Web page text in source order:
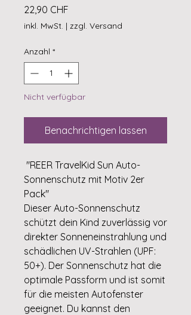
22,90 CHF
inkl. MwSt. | zzgl. Versand
Anzahl *
Nicht verfügbar
Benachrichtigen lassen
"REER TravelKid Sun Auto-
Sonnenschutz mit Motiv 2er
Pack"
Dieser Auto-Sonnenschutz
schützt dein Kind zuverlässig vor
direkter Sonneneinstrahlung und
schädlichen UV-Strahlen (UPF:
50+). Der Sonnenschutz hat die
optimale Passform und ist somit
für die meisten Autofenster
geeignet. Du kannst den